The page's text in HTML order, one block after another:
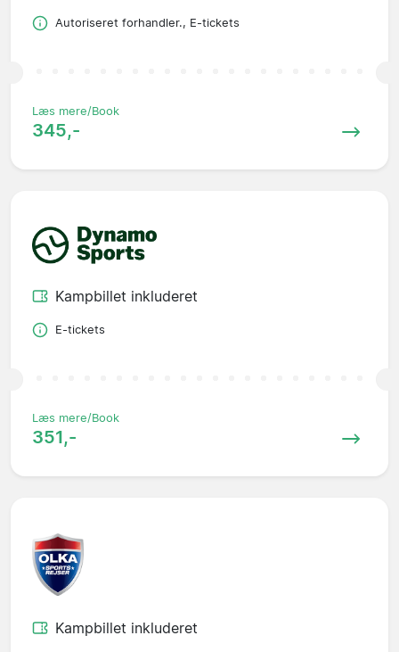
Autoriseret forhandler., E-tickets
Læs mere/Book
345,-
Kampbillet inkluderet
E-tickets
Læs mere/Book
351,-
Kampbillet inkluderet